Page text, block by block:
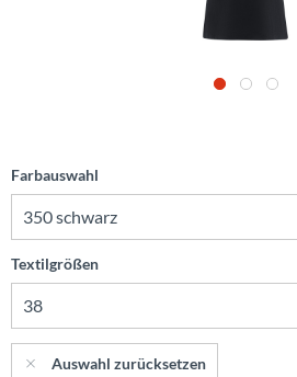
Farbauswahl
Textilgrößen
Auswahl zurücksetzen